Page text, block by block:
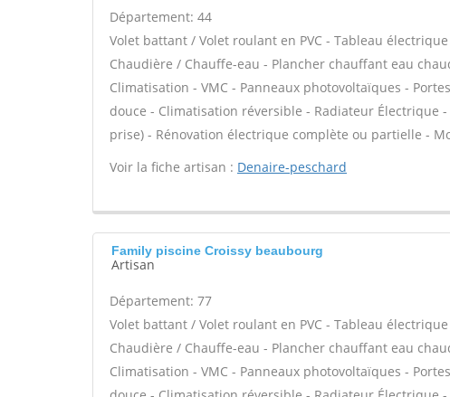
Département: 44
Volet battant / Volet roulant en PVC - Tableau
Chaudière / Chauffe-eau - Plancher chauffant eau
Climatisation - VMC - Panneaux photovoltaïques -
douce - Climatisation réversible - Radiateur Électrique
prise) - Rénovation électrique complète ou partielle -
Voir la fiche artisan : Denaire-peschard
Family piscine Croissy beaubourg
Artisan
Département: 77
Volet battant / Volet roulant en PVC - Tableau
Chaudière / Chauffe-eau - Plancher chauffant eau
Climatisation - VMC - Panneaux photovoltaïques -